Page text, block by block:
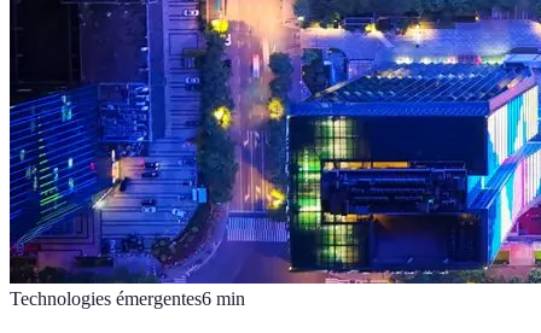
Technologies émergentes6 min